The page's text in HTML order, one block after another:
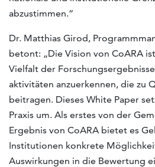
abzustimmen.“
Dr. Matthias Girod,
betont: „Die Vision von CoARA
Vielfalt der
aktivitäten anzuerkennen, die zu
beitragen. Dieses White Paper
Praxis um. Als erstes von der
Ergebnis von CoARA bietet es
Institutionen konkrete
Auswirkungen in die Bewertung